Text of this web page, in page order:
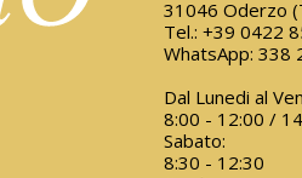
31046 Oderzo
Tel.: +39 0422
WhatsApp: 338
Dal Lunedi al
8:00 - 12:00 /
Sabato:
8:30 - 12:30